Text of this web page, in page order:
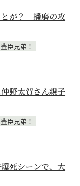
とが？ 播磨の攻
豊臣兄弟！
野太賀さん親子
豊臣兄弟！
死シーンで、大